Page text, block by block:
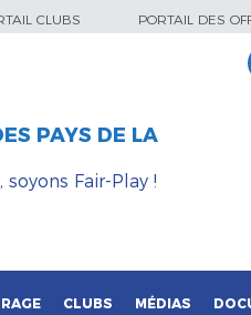
CLUBS PORTAIL DES
PAYS DE LA
soyons Fair-Play !
CLUBS MÉDIAS